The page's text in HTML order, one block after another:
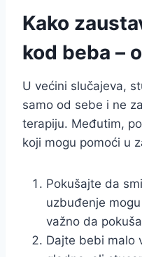
Kako
kod beba –
U većini slučajeva,
samo od sebe i ne
terapiju. Međutim,
koji mogu pomoći u
Pokušajte da
uzbuđenje
važno da
Dajte bebi malo